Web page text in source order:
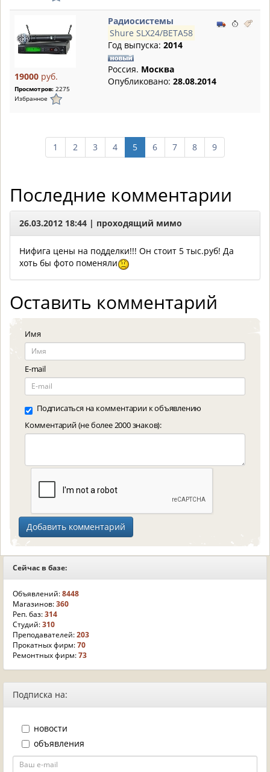
19000 руб.
Просмотров: 2275
Избранное
Радиосистемы
Shure SLX24/BETA58
Год выпуска: 2014
Россия. Москва
Опубликовано: 28.08.2014
1 2 3 4 5 6 7 8 9
Последние комментарии
26.03.2012 18:44 | проходящий мимо
Нифига цены на подделки!!! Он стоит 5 тыс.руб! Да
хоть бы фото поменяли
Оставить комментарий
Имя
E-mail
Подписаться на комментарии к объявлению
Комментарий (не более 2000 знаков):
Сейчас в базе:
Объявлений:8448
Магазинов:360
Реп. баз:314
Студий:310
Преподавателей:203
Прокатных фирм:70
Ремонтных фирм:73
Подписка на:
новости
объявления